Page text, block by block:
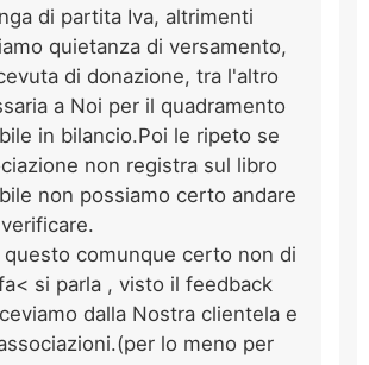
di partita Iva, altrimenti
quietanza di versamento,
di donazione, tra l'altro
a Noi per il quadramento
in bilancio.Poi le ripeto se
non registra sul libro
non possiamo certo andare
questo comunque certo non di
si parla , visto il feedback
dalla Nostra clientela e
lo meno per